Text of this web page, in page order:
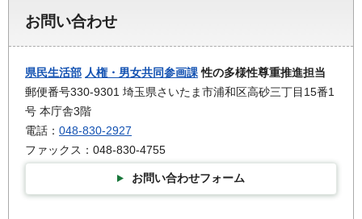
お問い合わせ
県民生活部 人権・男女共同参画課性の多様性尊重推進担当
郵便番号330-9301 埼玉県さいたま市浦和区高砂三丁目15番1
号 本庁舎3階
電話： 048-830-2927
ファックス：048-830-4755
お問い合わせフォーム